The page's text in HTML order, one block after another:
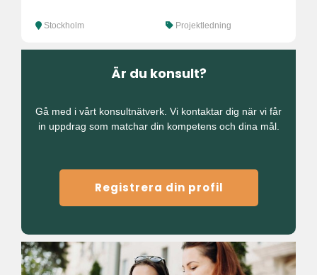
Stockholm Projektledning
Är du konsult?
Gå med i vårt konsultnätverk. Vi kontaktar dig när vi får
in uppdrag som matchar din kompetens och dina mål.
Registrera din profil